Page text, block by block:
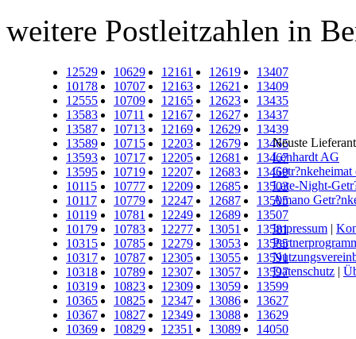
weitere Postleitzahlen in
12529
10178
12555
13583
13587
13589
13593
13595
10115
10117
10119
10179
10315
10317
10318
10319
10365
10367
10369
10629
10707
10709
10711
10713
10715
10717
10719
10777
10779
10781
10783
10785
10787
10789
10823
10825
10827
10829
12161
12163
12165
12167
12169
12203
12205
12207
12209
12247
12249
12277
12279
12305
12307
12309
12347
12349
12351
12619
12621
12623
12627
12629
12679
12681
12683
12685
12687
12689
13051
13053
13055
13057
13059
13086
13088
13089
13407
13409
13435
13437
13439
13465
13467
13469
13503
13505
13507
13581
13585
13591
13597
13599
13627
13629
14050
Neuste
Lenhardt AG
Late-Night-
Amano
Impressum |
Datenschutz |